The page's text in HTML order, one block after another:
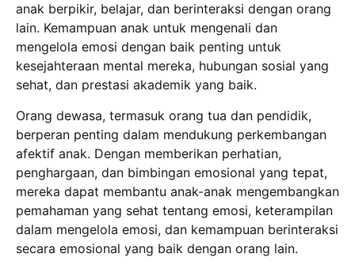
anak berpikir, belajar, dan berinteraksi dengan orang
lain. Kemampuan anak untuk mengenali dan
mengelola emosi dengan baik penting untuk
kesejahteraan mental mereka, hubungan sosial yang
sehat, dan prestasi akademik yang baik.
Orang dewasa, termasuk orang tua dan pendidik,
berperan penting dalam mendukung perkembangan
afektif anak. Dengan memberikan perhatian,
penghargaan, dan bimbingan emosional yang tepat,
mereka dapat membantu anak-anak mengembangkan
pemahaman yang sehat tentang emosi, keterampilan
dalam mengelola emosi, dan kemampuan berinteraksi
secara emosional yang baik dengan orang lain.